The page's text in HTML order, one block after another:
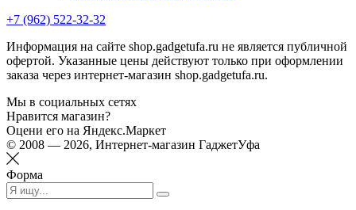
+7 (962) 522-32-32
Информация на сайте shop.gadgetufa.ru не является публичной
офертой. Указанные цены действуют только при оформлении
заказа через интернет-магазин shop.gadgetufa.ru.
Мы в социальных сетях
Нравится магазин?
Оцени его на Яндекс.Маркет
© 2008 — 2026, Интернет-магазин ГаджетУфа
Форма